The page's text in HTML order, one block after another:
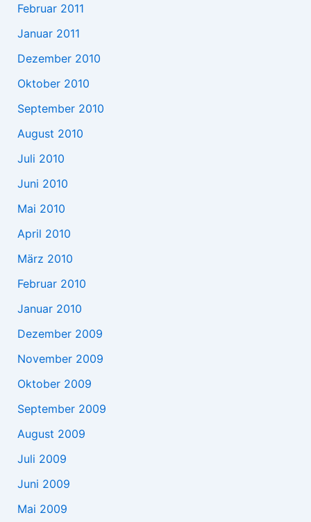
Februar 2011
Januar 2011
Dezember 2010
Oktober 2010
September 2010
August 2010
Juli 2010
Juni 2010
Mai 2010
April 2010
März 2010
Februar 2010
Januar 2010
Dezember 2009
November 2009
Oktober 2009
September 2009
August 2009
Juli 2009
Juni 2009
Mai 2009